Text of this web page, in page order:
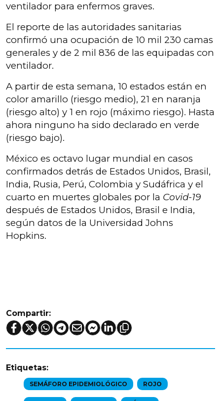
ventilador para enfermos graves.
El reporte de las autoridades sanitarias
confirmó una ocupación de 10 mil 230 camas
generales y de 2 mil 836 de las equipadas con
ventilador.
A partir de esta semana, 10 estados están en
color amarillo (riesgo medio), 21 en naranja
(riesgo alto) y 1 en rojo (máximo riesgo). Hasta
ahora ninguno ha sido declarado en verde
(riesgo bajo).
México es octavo lugar mundial en casos
confirmados detrás de Estados Unidos, Brasil,
India, Rusia, Perú, Colombia y Sudáfrica y el
cuarto en muertes globales por la Covid-19
después de Estados Unidos, Brasil e India,
según datos de la Universidad Johns
Hopkins.
Compartir:
Etiquetas:
SEMÁFORO EPIDEMIOLÓGICO ROJO